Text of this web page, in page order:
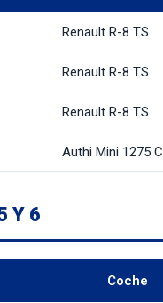
Renault R-8 TS
Renault R-8 TS
Renault R-8 TS
Authi Mini 1275 C
Y 6
Coche